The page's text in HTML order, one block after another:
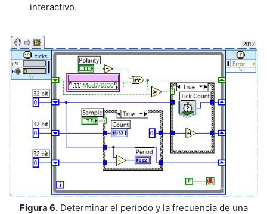
interactivo.
Figura 6.Determinar el período y la frecuencia de una